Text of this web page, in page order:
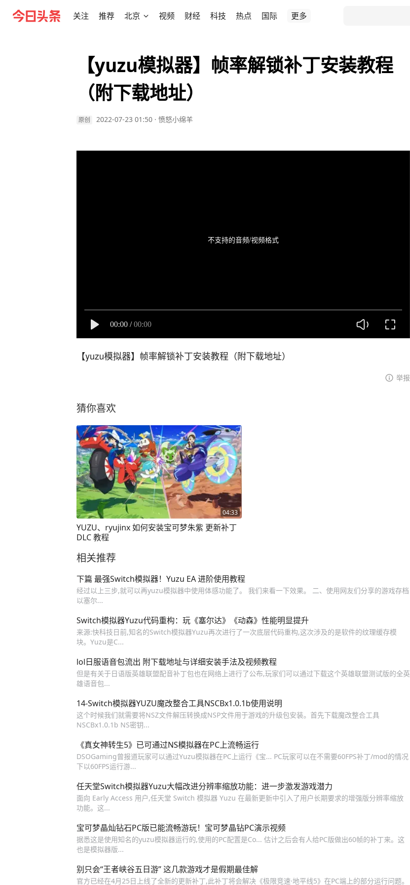
关注 推荐 北京 视频 财经 科技 热点 国际 更多
【yuzu模拟器】帧率解锁补丁安装教程
（附下载地址）
原创 2022-07-23 01:50 · 愤怒小绵羊
不支持的音频/视频格式
00:00 / 00:00
【yuzu模拟器】帧率解锁补丁安装教程（附下载地址）
举报
猜你喜欢
04:33
YUZU、ryujinx 如何安装宝可梦朱紫 更新补丁
DLC 教程
相关推荐
下篇 最强Switch模拟器！Yuzu EA 进阶使用教程
经过以上三步,就可以再yuzu模拟器中使用体感功能了。 我们来看一下效果。 二、使用网友们分享的游戏存档
以塞尔...
Switch模拟器Yuzu代码重构：玩《塞尔达》《动森》性能明显提升
来源:快科技日前,知名的Switch模拟器Yuzu再次进行了一次底层代码重构,这次涉及的是软件的纹理缓存模
块。Yuzu是C...
lol日服语音包流出 附下载地址与详细安装手法及视频教程
但是有关于日语版英雄联盟配音补丁包也在网络上进行了公布,玩家们可以通过下载这个英雄联盟测试版的全英
雄语音包...
14-Switch模拟器YUZU魔改整合工具NSCBx1.0.1b使用说明
这个时候我们就需要将NSZ文件解压转换成NSP文件用于游戏的升级包安装。首先下载魔改整合工具
NSCBx1.0.1b NS密钥...
《真女神转生5》已可通过NS模拟器在PC上流畅运行
DSOGaming曾报道玩家可以通过Yuzu模拟器在PC上运行《宝... PC玩家可以在不需要60FPS补丁/mod的情况
下以60FPS运行游...
任天堂Switch模拟器Yuzu大幅改进分辨率缩放功能：进一步激发游戏潜力
面向 Early Access 用户,任天堂 Switch 模拟器 Yuzu 在最新更新中引入了用户长期要求的增强版分辨率缩放
功能。这...
宝可梦晶灿钻石PC版已能流畅游玩！宝可梦晶钻PC演示视频
据悉这是使用知名的yuzu模拟器运行的,使用的PC配置是Co... 估计之后会有人给PC版做出60帧的补丁来。这
也是模拟器版...
别只会“王者峡谷五日游” 这几款游戏才是假期最佳解
官方已经在4月25日上线了全新的更新补丁,此补丁将会解决《极限竞速·地平线5》在PC端上的部分运行问题。